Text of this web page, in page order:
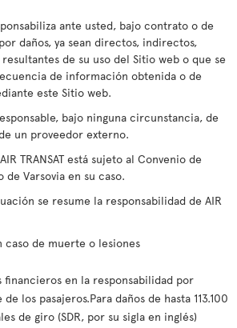
ante usted, bajo contrato o de
daños, ya sean directos, indirectos,
de su uso del Sitio web o que se
de información obtenida o de
este Sitio web.
bajo ninguna circunstancia, de
un proveedor externo.
TRANSAT está sujeto al Convenio de
Varsovia en su caso.
se resume la responsabilidad de AIR
caso de muerte o lesiones
financieros en la responsabilidad por
los pasajeros.Para daños de hasta 113.100
de giro (SDR, por su sigla en inglés)